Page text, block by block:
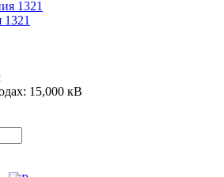
15,000 кВ